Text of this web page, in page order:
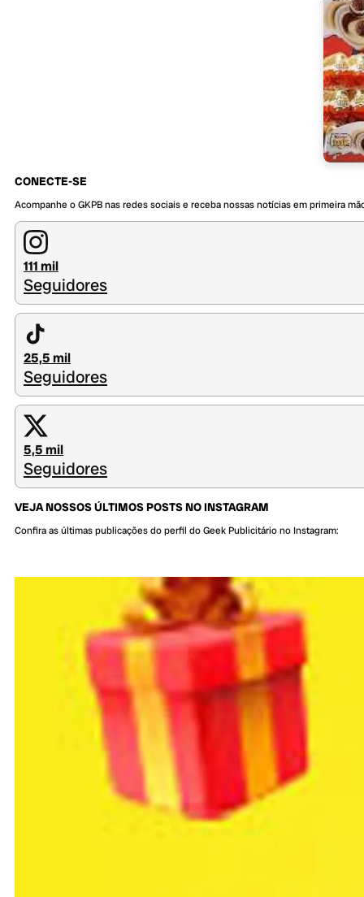
CONECTE-SE
Acompanhe o GKPB nas redes sociais e receba nossas notícias em primeira
111 mil
Seguidores
25,5 mil
Seguidores
5,5 mil
Seguidores
VEJA NOSSOS ÚLTIMOS POSTS NO INSTAGRAM
Confira as últimas publicações do perfil do Geek Publicitário no Instagram: